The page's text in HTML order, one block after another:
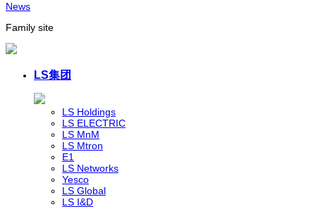
News
Family site
LS集团
LS Holdings
LS ELECTRIC
LS MnM
LS Mtron
E1
LS Networks
Yesco
LS Global
LS I&D